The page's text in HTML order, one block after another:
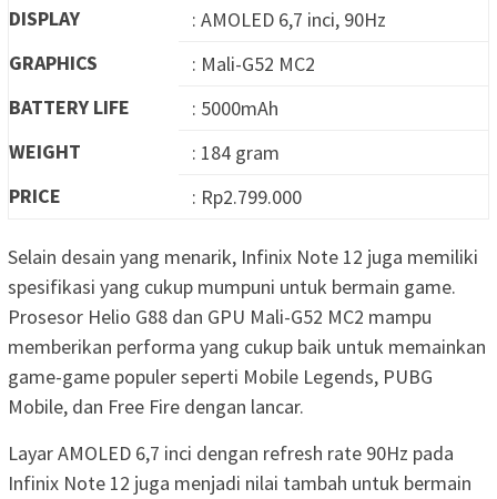
DISPLAY
: AMOLED 6,7 inci, 90Hz
GRAPHICS
: Mali-G52 MC2
BATTERY LIFE
: 5000mAh
WEIGHT
: 184 gram
PRICE
: Rp2.799.000
Selain desain yang menarik, Infinix Note 12 juga memiliki
spesifikasi yang cukup mumpuni untuk bermain game.
Prosesor Helio G88 dan GPU Mali-G52 MC2 mampu
memberikan performa yang cukup baik untuk memainkan
game-game populer seperti Mobile Legends, PUBG
Mobile, dan Free Fire dengan lancar.
Layar AMOLED 6,7 inci dengan refresh rate 90Hz pada
Infinix Note 12 juga menjadi nilai tambah untuk bermain